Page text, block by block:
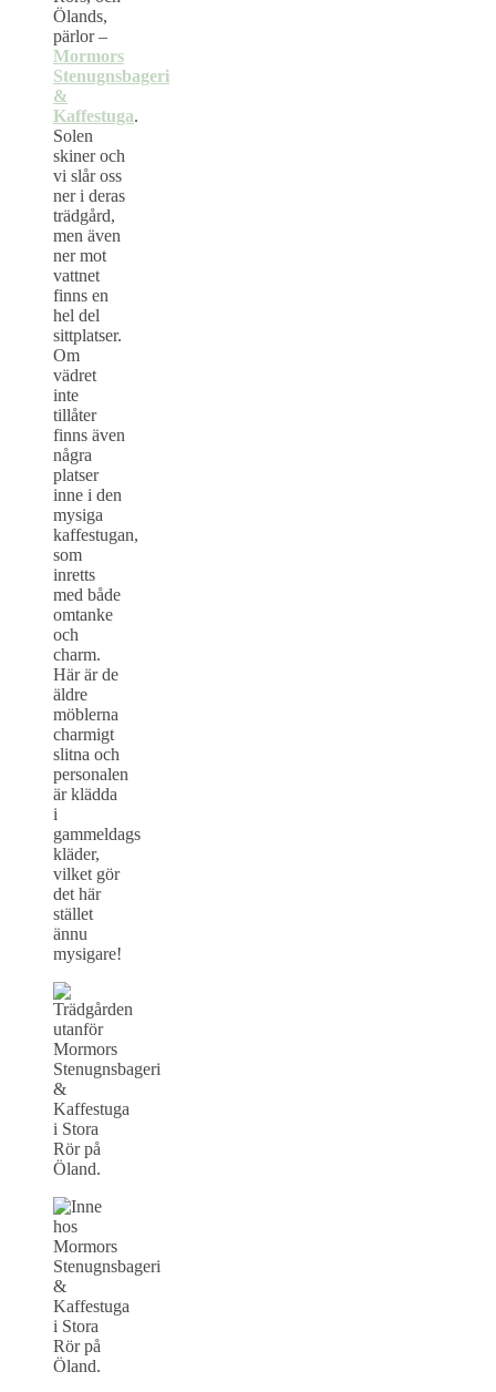
Ölands,
pärlor –
Mormors
Stenugnsbageri
&
Kaffestuga.
Solen
skiner och
vi slår oss
ner i deras
trädgård,
men även
ner mot
vattnet
finns en
hel del
sittplatser.
Om
vädret
inte
tillåter
finns även
några
platser
inne i den
mysiga
kaffestugan,
som
inretts
med både
omtanke
och
charm.
Här är de
äldre
möblerna
charmigt
slitna och
personalen
är klädda
i
gammeldags
kläder,
vilket gör
det här
stället
ännu
mysigare!